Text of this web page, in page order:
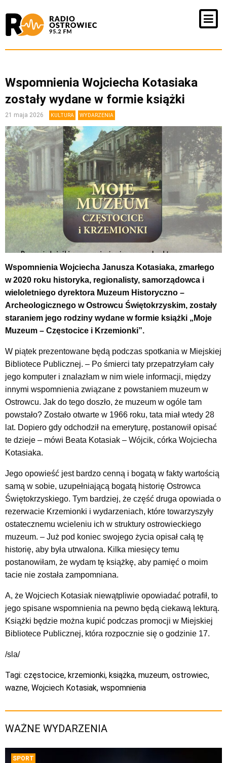
Wspomnienia Wojciecha Kotasiaka
zostały wydane w formie książki
21 maja 2026 KULTURA WYDARZENIA
Wspomnienia Wojciecha Janusza Kotasiaka, zmarłego
w 2020 roku historyka, regionalisty, samorządowca i
wieloletniego dyrektora Muzeum Historyczno –
Archeologicznego w Ostrowcu Świętokrzyskim, zostały
staraniem jego rodziny wydane w formie książki „Moje
Muzeum – Częstocice i Krzemionki”.
W piątek prezentowane będą podczas spotkania w Miejskiej
Bibliotece Publicznej. – Po śmierci taty przepatrzyłam cały
jego komputer i znalazłam w nim wiele informacji, między
innymi wspomnienia związane z powstaniem muzeum w
Ostrowcu. Jak do tego doszło, że muzeum w ogóle tam
powstało? Zostało otwarte w 1966 roku, tata miał wtedy 28
lat. Dopiero gdy odchodził na emeryturę, postanowił opisać
te dzieje – mówi Beata Kotasiak – Wójcik, córka Wojciecha
Kotasiaka.
Jego opowieść jest bardzo cenną i bogatą w fakty wartością
samą w sobie, uzupełniającą bogatą historię Ostrowca
Świętokrzyskiego. Tym bardziej, że część druga opowiada o
rezerwacie Krzemionki i wydarzeniach, które towarzyszyły
ostatecznemu wcieleniu ich w struktury ostrowieckiego
muzeum. – Już pod koniec swojego życia opisał całą tę
historię, aby była utrwalona. Kilka miesięcy temu
postanowiłam, że wydam tę książkę, aby pamięć o moim
tacie nie została zampomniana.
A, że Wojciech Kotasiak niewątpliwie opowiadać potrafił, to
jego spisane wspomnienia na pewno będą ciekawą lekturą.
Książki będzie można kupić podczas promocji w Miejskiej
Bibliotece Publicznej, która rozpocznie się o godzinie 17.
/sla/
Tagi: częstocice, krzemionki, książka, muzeum, ostrowiec,
wazne, Wojciech Kotasiak, wspomnienia
WAŻNE WYDARZENIA
SPORT